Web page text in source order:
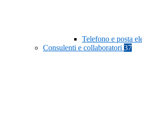
Telefono e posta
Consulenti e collaboratori 37